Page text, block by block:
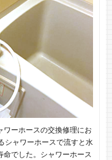
ーホースの交換修理にお
シャワーホースで流すと水
でした。シャワーホース